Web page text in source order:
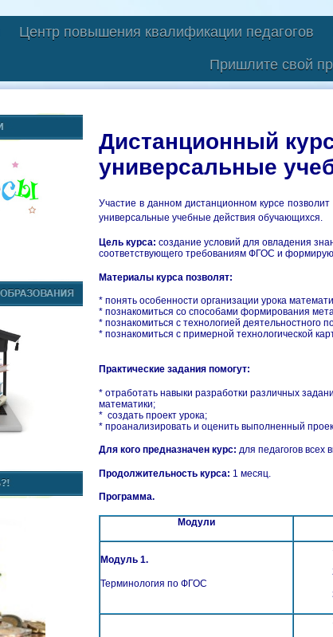
Центр повышения квалификации педагогов
Пришлите свой
Дистанционный
универсальные
Участие в данном дистанционном курсе позволит
универсальные учебные действия обучающихся.
Цель курса: создание условий для овладения
соответствующего требованиям ФГОС и
Материалы курса позволят:
* понять особенности организации урока
* познакомиться со способами формирования
* познакомиться с технологией деятельностного
* познакомиться с примерной технологической
Практические задания помогут:
*​ отработать навыки разработки различных
математики;
*​ создать проект урока;
*​ проанализировать и оценить выполненный
Для кого предназначен курс: для педагогов всех
Продолжительность курса: 1 месяц.
Программа.
Модули
Модуль 1.
Терминология по ФГОС